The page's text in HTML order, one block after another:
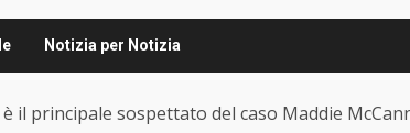
Notizia per Notizia
il principale sospettato del caso Maddie